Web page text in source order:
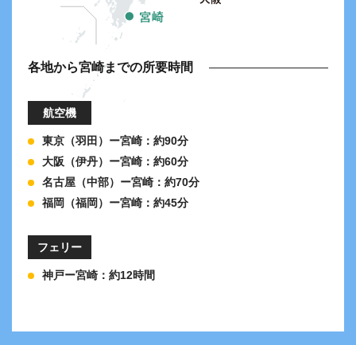
各地から宮崎までの所要時間
航空機
東京（羽田）ー宮崎：約90分
大阪（伊丹）ー宮崎：約60分
名古屋（中部）ー宮崎：約70分
福岡（福岡）ー宮崎：約45分
フェリー
神戸ー宮崎：約12時間